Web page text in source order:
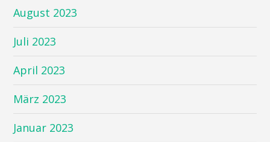
August 2023
Juli 2023
April 2023
März 2023
Januar 2023